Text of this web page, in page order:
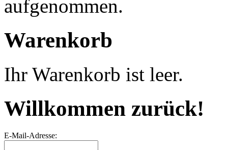
aufgenommen.
Warenkorb
Ihr Warenkorb ist leer.
Willkommen zurück!
E-Mail-Adresse: